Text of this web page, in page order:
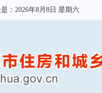
： 2026年8月8日 星期六